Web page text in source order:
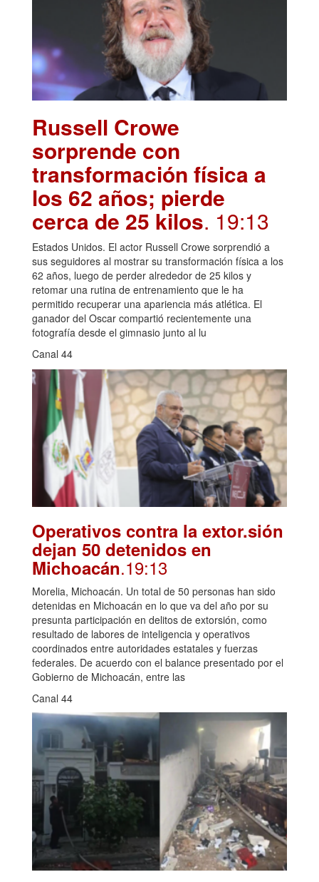
Russell Crowe
sorprende con
transformación física a
los 62 años; pierde
cerca de 25 kilos. 19:13
Estados Unidos. El actor Russell Crowe sorprendió a
sus seguidores al mostrar su transformación física a los
62 años, luego de perder alrededor de 25 kilos y
retomar una rutina de entrenamiento que le ha
permitido recuperar una apariencia más atlética. El
ganador del Oscar compartió recientemente una
fotografía desde el gimnasio junto al lu
Canal 44
Operativos contra la extor.sión
dejan 50 detenidos en
Michoacán.19:13
Morelia, Michoacán. Un total de 50 personas han sido
detenidas en Michoacán en lo que va del año por su
presunta participación en delitos de extorsión, como
resultado de labores de inteligencia y operativos
coordinados entre autoridades estatales y fuerzas
federales. De acuerdo con el balance presentado por el
Gobierno de Michoacán, entre las
Canal 44